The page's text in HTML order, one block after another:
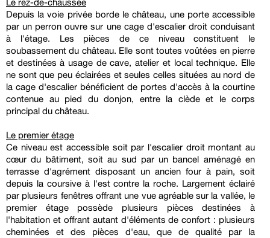
Le rez-de-chaussée
Depuis la voie privée borde le château, une porte accessible
par un perron ouvre sur une cage d'escalier droit conduisant
à l'étage. Les pièces de ce niveau constituent le
soubassement du château. Elle sont toutes voûtées en pierre
et destinées à usage de cave, atelier et local technique. Elle
ne sont que peu éclairées et seules celles situées au nord de
la cage d'escalier bénéficient de portes d'accès à la courtine
contenue au pied du donjon, entre la clède et le corps
principal du château.
Le premier étage
Ce niveau est accessible soit par l'escalier droit montant au
cœur du bâtiment, soit au sud par un bancel aménagé en
terrasse d'agrément disposant un ancien four à pain, soit
depuis la coursive à l'est contre la roche. Largement éclairé
par plusieurs fenêtres offrant une vue agréable sur la vallée, le
premier étage possède plusieurs pièces destinées à
l'habitation et offrant autant d'éléments de confort : plusieurs
cheminées et des pièces d'eau, que de qualité par la